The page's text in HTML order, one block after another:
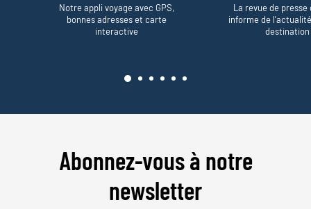
Notre appli voyage avec GPS,
bonnes adresses et carte
interactive
La revue de presse
informe de
destination
Abonnez-vous à notre
newsletter